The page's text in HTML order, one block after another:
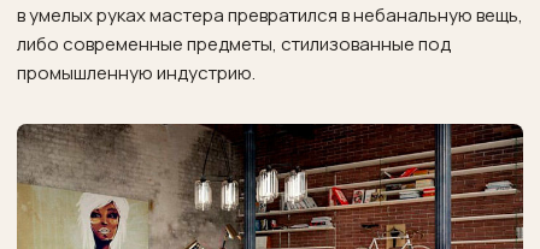
в умелых руках мастера превратился в небанальную вещь,
либо современные предметы, стилизованные под
промышленную индустрию.